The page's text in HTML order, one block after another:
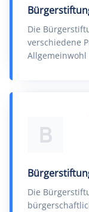
Die
verschiedene
Allgemeinwohl
B
Die